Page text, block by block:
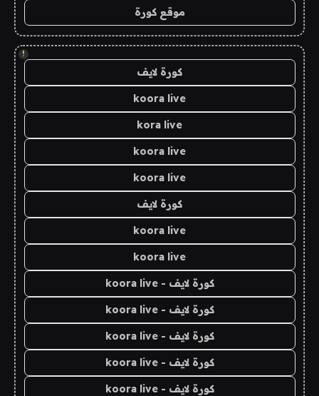
موقع كورة
!
كورة لايف
koora live
kora live
koora live
koora live
كورة لايف
koora live
koora live
كورة لايف - koora live
كورة لايف - koora live
كورة لايف - koora live
كورة لايف - koora live
كورة لايف - koora live